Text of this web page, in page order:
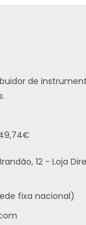
de
12 - Loja
fixa nacional)